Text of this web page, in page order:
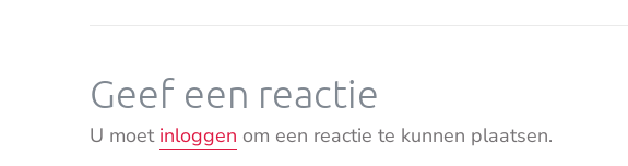
Geef een reactie
U moet inloggen om een reactie te kunnen plaatsen.